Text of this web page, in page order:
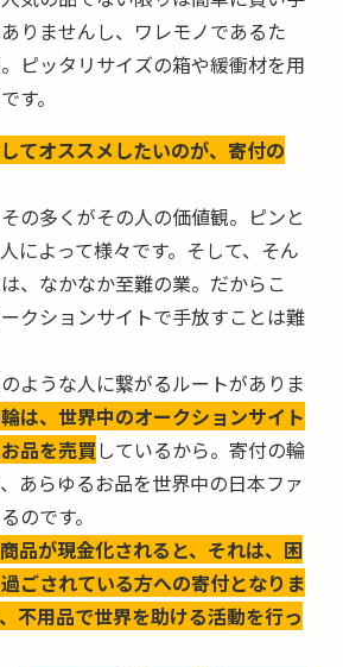
りませんし、ワレモノであるた
ピッタリサイズの箱や緩衝材を用
す。
てオススメしたいのが、寄付の
の多くがその人の価値観。ピンと
によって様々です。そして、そん
、なかなか至難の業。だからこ
クションサイトで手放すことは難
ような人に繋がるルートがありま
は、世界中のオークションサイト
品を売買しているから。寄付の輪
あらゆるお品を世界中の日本ファ
のです。
品が現金化されると、それは、困
ごされている方への寄付となりま
不用品で世界を助ける活動を行っ